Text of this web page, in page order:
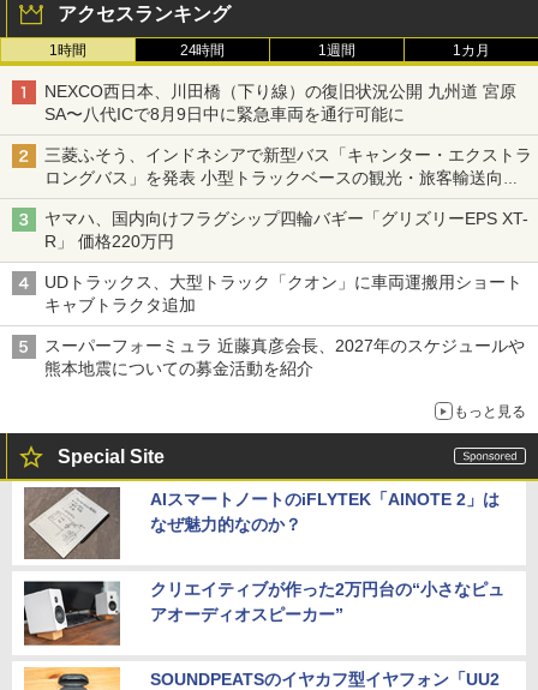
アクセスランキング
1時間 24時間 1週間 1カ月
NEXCO西日本、川田橋（下り線）の復旧状況公開 九州道 宮原
SA〜八代ICで8月9日中に緊急車両を通行可能に
三菱ふそう、インドネシアで新型バス「キャンター・エクストラ
ロングバス」を発表 小型トラックベースの観光・旅客輸送向け
バス
ヤマハ、国内向けフラグシップ四輪バギー「グリズリーEPS XT-
R」 価格220万円
UDトラックス、大型トラック「クオン」に車両運搬用ショート
キャブトラクタ追加
スーパーフォーミュラ 近藤真彦会長、2027年のスケジュールや
熊本地震についての募金活動を紹介
もっと見る
Special Site
AIスマートノートのiFLYTEK「AINOTE 2」は
なぜ魅力的なのか？
クリエイティブが作った2万円台の“小さなピュ
アオーディオスピーカー”
SOUNDPEATSのイヤカフ型イヤフォン「UU2